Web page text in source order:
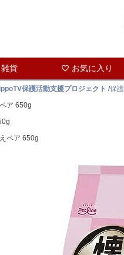
雑貨 お気に入り
保護活動支援プロジェクト /保
ア 650g
ペア 650g